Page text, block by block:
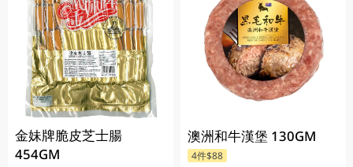
金妹牌脆皮芝士腸
454GM
澳洲和牛漢堡 130GM
4件$88